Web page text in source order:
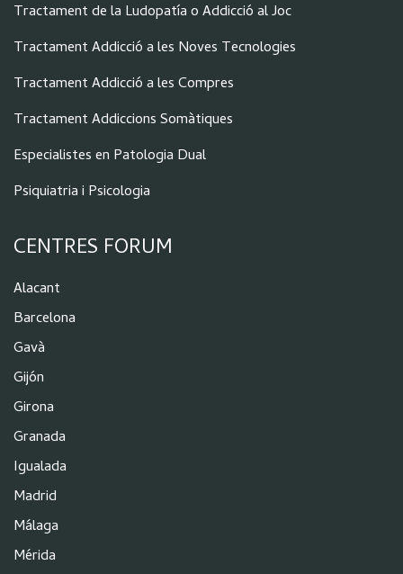
Tractament de la Ludopatía o Addicció al Joc
Tractament Addicció a les Noves Tecnologies
Tractament Addicció a les Compres
Tractament Addiccions Somàtiques
Especialistes en Patologia Dual
Psiquiatria i Psicologia
CENTRES FORUM
Alacant
Barcelona
Gavà
Gijón
Girona
Granada
Igualada
Madrid
Málaga
Mérida